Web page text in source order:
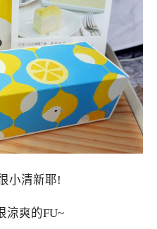
小清新耶!
涼爽的FU~